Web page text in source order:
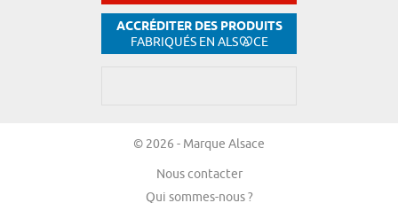
ACCRÉDITER DES PRODUITS
FABRIQUÉS EN ALS CE
© 2026 - Marque Alsace
Nous contacter
Qui sommes-nous ?